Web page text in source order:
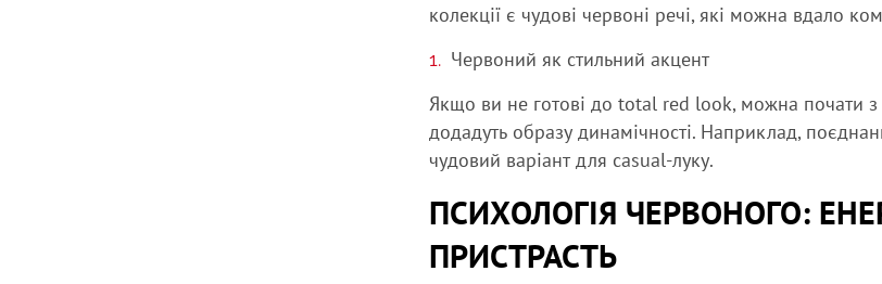
колекції є чудові червоні речі, які можна вдало
Червоний як стильний акцент
Якщо ви не готові до total red look, можна почати
додадуть образу динамічності. Наприклад,
чудовий варіант для casual-луку.
ПСИХОЛОГІЯ ЧЕРВОНОГО:
ПРИСТРАСТЬ